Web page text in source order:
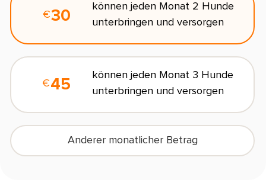
€30
können jeden Monat 2 Hunde
unterbringen und versorgen
€45
können jeden Monat 3 Hunde
unterbringen und versorgen
Anderer monatlicher Betrag